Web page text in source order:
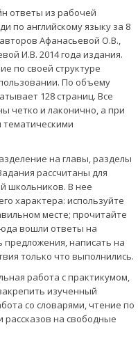
ответы из рабочей
по английскому языку за 8
авторов Афанасьевой О.В.,
И.В. 2014 года издания.
по своей структуре
По объему
128 страниц. Все
четко и лаконично, а при
на главы, разделы
рассчитаны для
школьников. В нее
характера: используйте
месте; прочитайте
вошли ответы на
предложения, написать на
только что выполнились.
работа с практикумом,
изученный
со словарями, чтение по
рассказов на свободные